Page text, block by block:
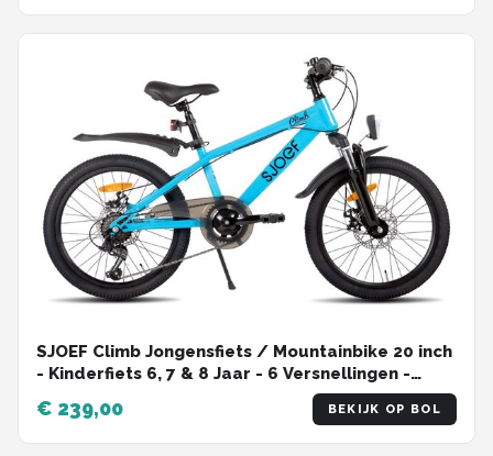
SJOEF Climb Jongensfiets / Mountainbike 20 inch
- Kinderfiets 6, 7 & 8 Jaar - 6 Versnellingen -
Schijfremmen - Verende voorvork - Spatborden -
Kettingkast - LED verlichting - Blauw
€ 239,00 BEKIJK OP BOL